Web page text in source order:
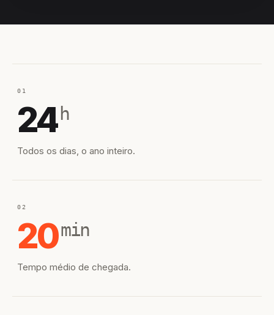
01
24 h
Todos os dias, o ano inteiro.
02
20min
Tempo médio de chegada.